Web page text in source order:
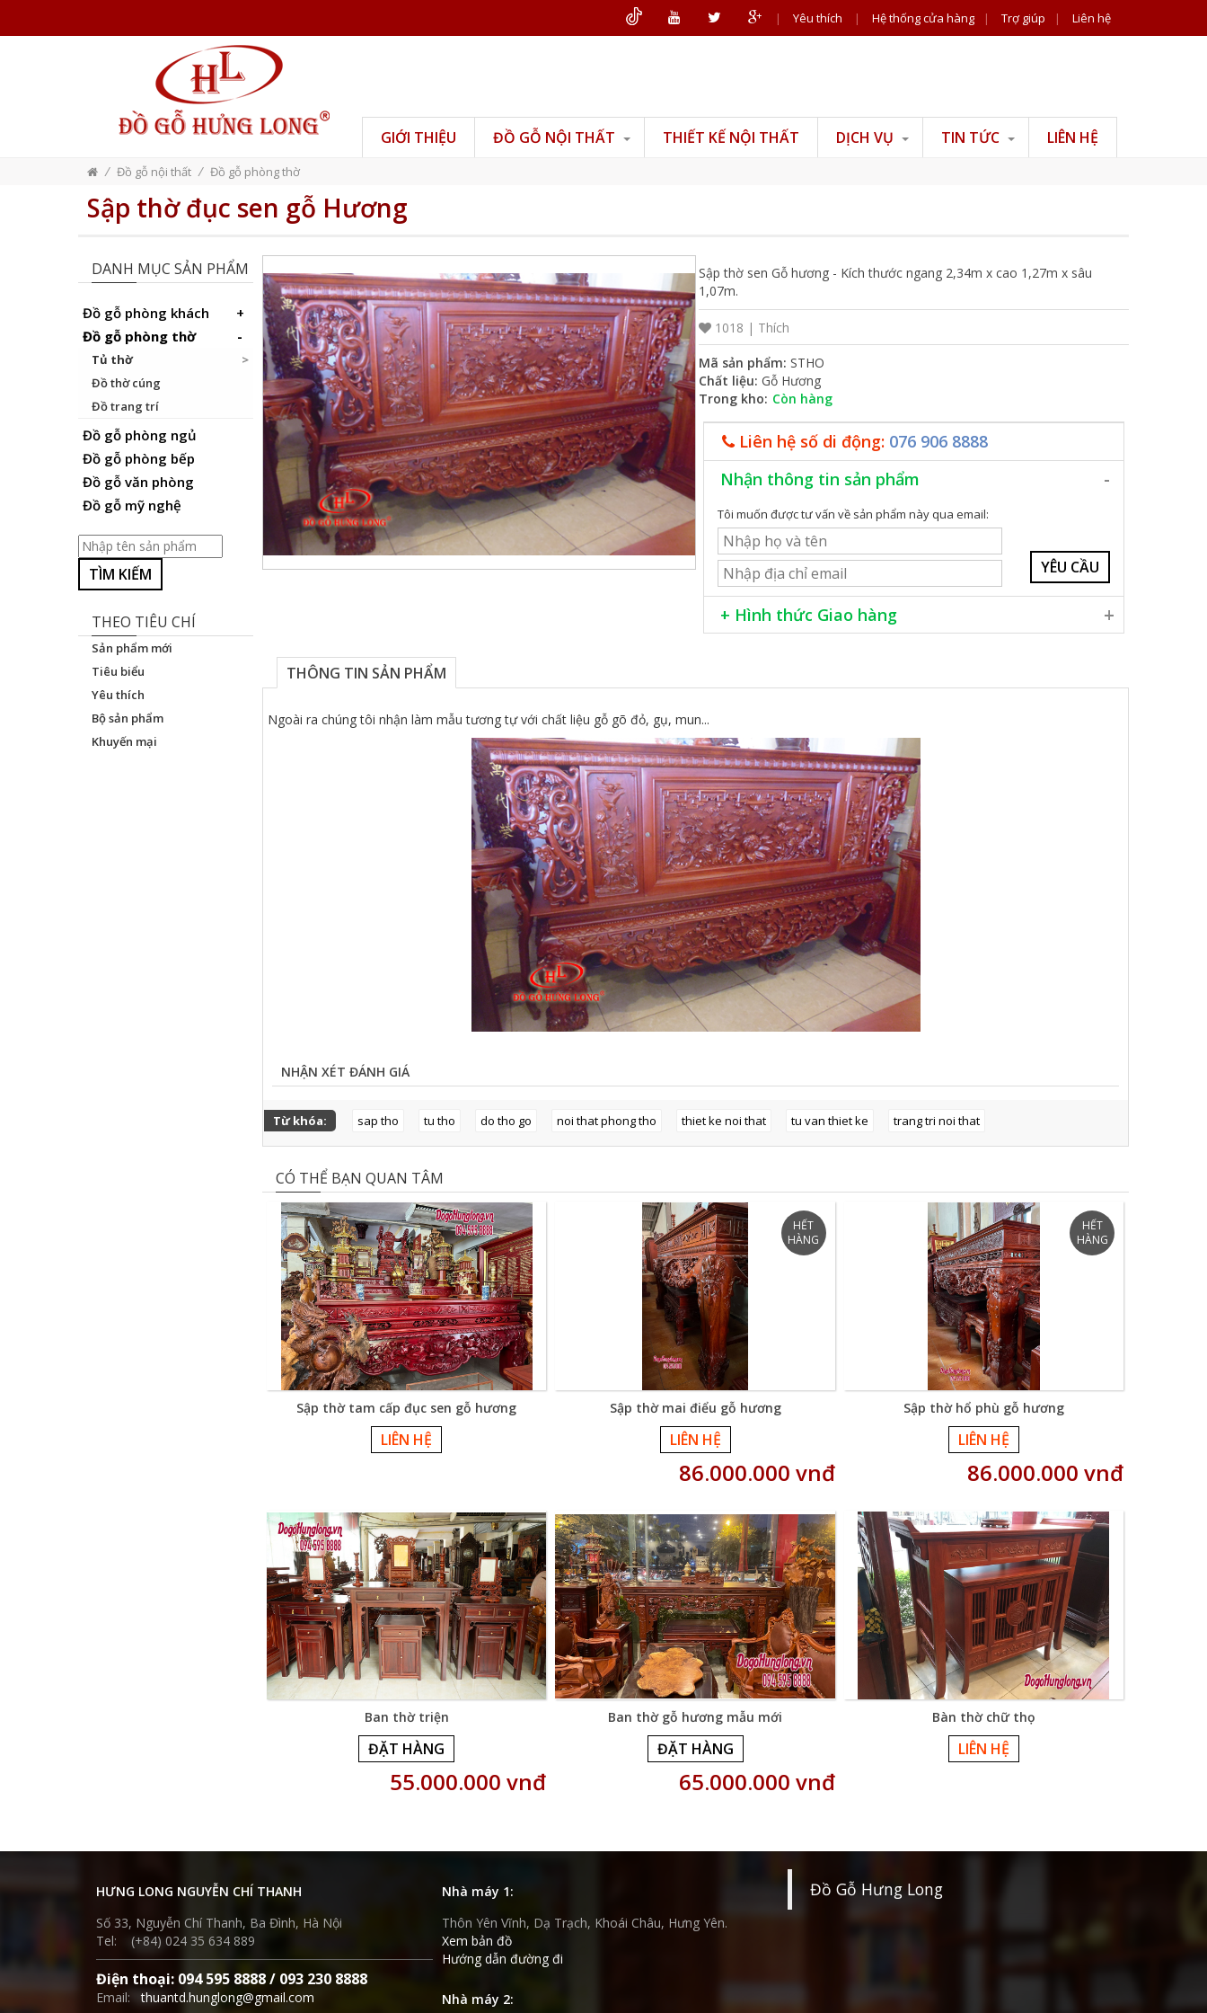
| Yêu thích | Hệ thống cửa hàng | Trợ giúp | Liên hệ
GIỚI THIỆU
Đồ gỗ phòng bếp
Đồ gỗ văn phòng
Đồ gỗ mỹ nghệ
ĐỒ GỖ NỘI THẤT THIẾT KẾ NỘI THẤT DỊCH VỤ TIN TỨC LIÊN HỆ
/ Đồ gỗ nội thất / Đồ gỗ phòng thờ
Sập thờ đục sen gỗ Hương
DANH MỤC SẢN PHẨM
Đồ gỗ phòng khách
Đồ gỗ phòng thờ
Tủ thờ
Đồ thờ cúng
Đồ trang trí
Đồ gỗ phòng ngủ
Đồ gỗ phòng bếp
Đồ gỗ văn phòng
Đồ gỗ mỹ nghệ
TÌM KIẾM
THEO TIÊU CHÍ
Sản phẩm mới
Tiêu biểu
Yêu thích
Bộ sản phẩm
Khuyến mại
Sập thờ sen Gỗ hương - Kích thước ngang 2,34m x cao 1,27m x sâu
1,07m.
1018 | Thích
Mã sản phẩm: STHO
Chất liệu: Gỗ Hương
Trong kho: Còn hàng
Liên hệ số di động: 076 906 8888
Nhận thông tin sản phẩm
Tôi muốn được tư vấn về sản phẩm này qua email:
+ Hình thức Giao hàng
THÔNG TIN SẢN PHẨM
Ngoài ra chúng tôi nhận làm mẫu tương tự với chất liệu gỗ gõ đỏ, gụ, mun...
NHẬN XÉT ĐÁNH GIÁ
Từ khóa: sap tho tu tho do tho go noi that phong tho thiet ke noi that tu van thiet ke trang tri noi that
CÓ THỂ BẠN QUAN TÂM
Sập thờ tam cấp đục sen gỗ hương
LIÊN HỆ
Sập thờ mai điểu gỗ hương
LIÊN HỆ
86.000.000 vnđ
Sập thờ hổ phù gỗ hương
LIÊN HỆ
86.000.000 vnđ
Ban thờ triện
ĐẶT HÀNG
55.000.000 vnđ
Ban thờ gỗ hương mẫu mới
ĐẶT HÀNG
65.000.000 vnđ
Bàn thờ chữ thọ
LIÊN HỆ
HƯNG LONG NGUYỄN CHÍ THANH
Số 33, Nguyễn Chí Thanh, Ba Đình, Hà Nội
Tel: (+84) 024 35 634 889
Điện thoại: 094 595 8888 / 093 230 8888
Email:thuantd.hunglong@gmail.com
Nhà máy 1:
Thôn Yên Vĩnh, Dạ Trạch, Khoái Châu, Hưng Yên.
Xem bản đồ
Hướng dẫn đường đi
Nhà máy 2:
Đồ Gỗ Hưng Long